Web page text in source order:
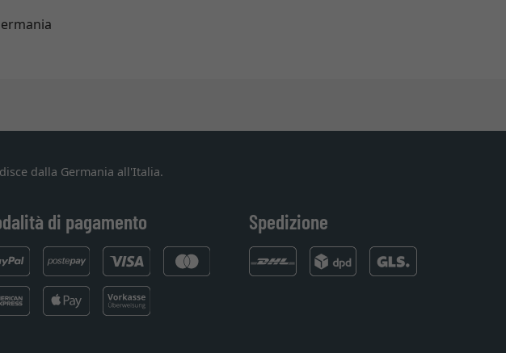
dalla Germania all'Italia.
di pagamento Spedizione